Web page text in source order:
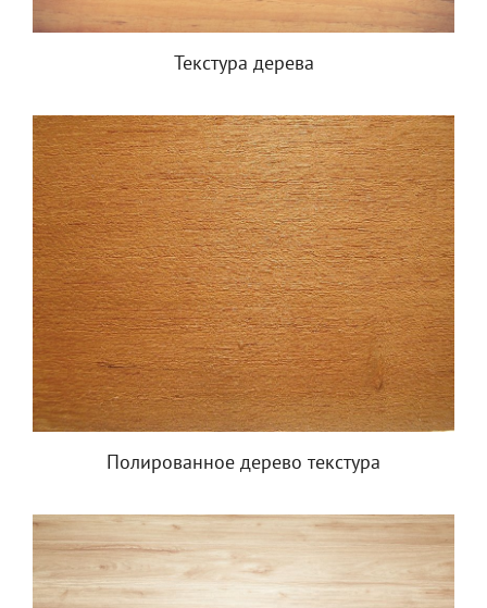
Текстура дерева
Полированное дерево текстура